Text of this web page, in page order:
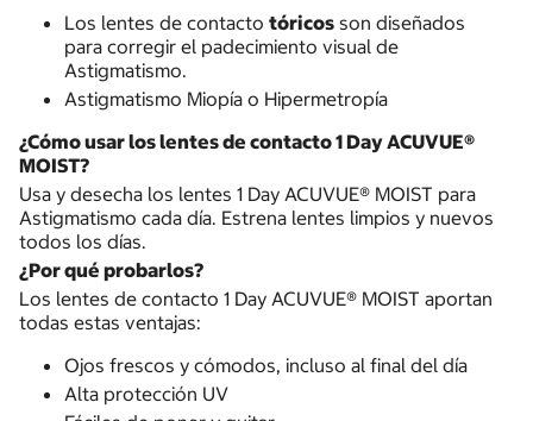
Los lentes de contacto tóricosson diseñados
para corregir el padecimiento visual de
Astigmatismo.
Astigmatismo Miopía o Hipermetropía
¿Cómo usar los lentes de contacto 1 Day ACUVUE®
MOIST?
Usa y desecha los lentes 1 Day ACUVUE® MOIST para
Astigmatismo cada día. Estrena lentes limpios y nuevos
todos los días.
¿Por qué probarlos?
Los lentes de contacto 1 Day ACUVUE® MOIST aportan
todas estas ventajas:
Ojos frescos y cómodos, incluso al final del día
Alta protección UV